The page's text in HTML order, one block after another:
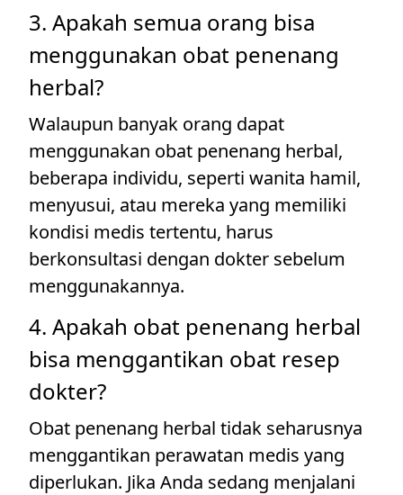
3. Apakah semua orang bisa
menggunakan obat penenang
herbal?
Walaupun banyak orang dapat
menggunakan obat penenang herbal,
beberapa individu, seperti wanita hamil,
menyusui, atau mereka yang memiliki
kondisi medis tertentu, harus
berkonsultasi dengan dokter sebelum
menggunakannya.
4. Apakah obat penenang herbal
bisa menggantikan obat resep
dokter?
Obat penenang herbal tidak seharusnya
menggantikan perawatan medis yang
diperlukan. Jika Anda sedang menjalani